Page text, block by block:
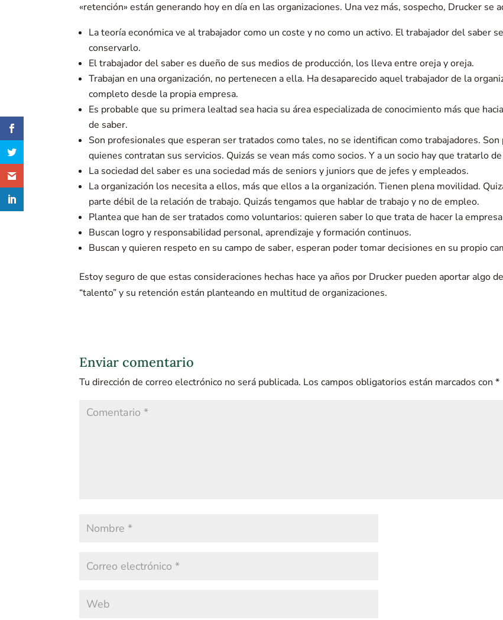
«retención» están generando hoy en día en las organizaciones. Una vez más, sospecho, Drucker se
La teoría económica ve al trabajador como un coste y no como un activo. El trabajador del saber
conservarlo.
El trabajador del saber es dueño de sus medios de producción, los lleva entre oreja y oreja.
Trabajan en una organización, no pertenecen a ella. Ha desaparecido aquel trabajador de la
completo desde la propia empresa.
Es probable que su primera lealtad sea hacia su área especializada de conocimiento más que
de saber.
Son profesionales que esperan ser tratados como tales, no se identifican como trabajadores.
quienes contratan sus servicios. Quizás se vean más como socios. Y a un socio hay que tratarlo
La sociedad del saber es una sociedad más de seniors y juniors que de jefes y empleados.
La organización los necesita a ellos, más que ellos a la organización. Tienen plena movilidad.
parte débil de la relación de trabajo. Quizás tengamos que hablar de trabajo y no de empleo.
Plantea que han de ser tratados como voluntarios: quieren saber lo que trata de hacer la
Buscan logro y responsabilidad personal, aprendizaje y formación continuos.
Buscan y quieren respeto en su campo de saber, esperan poder tomar decisiones en su propio
Estoy seguro de que estas consideraciones hechas hace ya años por Drucker pueden aportar algo
“talento” y su retención están planteando en multitud de organizaciones.
Enviar comentario
Tu dirección de correo electrónico no será publicada. Los campos obligatorios están marcados con*